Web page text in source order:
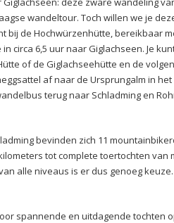
wandeltour. Toch willen we je
bij de Hochwürzenhütte, bereikbaar
circa 6,5 uur naar Giglachseen. Je
of de Giglachseehütte en de
af naar de Ursprungalm in
terug naar Schladming en
bevinden zich 11
tot complete toertochten van
alle niveaus is er dus genoeg keuze.
spannende en uitdagende tochten